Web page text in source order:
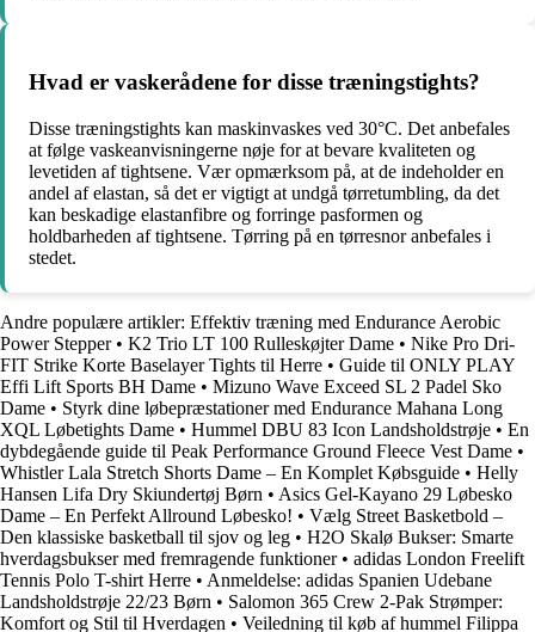
Hvad er vaskerådene for disse træningstights?
Disse træningstights kan maskinvaskes ved 30°C. Det anbefales
at følge vaskeanvisningerne nøje for at bevare kvaliteten og
levetiden af ​​tightsene. Vær opmærksom på, at de indeholder en
andel af elastan, så det er vigtigt at undgå tørretumbling, da det
kan beskadige elastanfibre og forringe pasformen og
holdbarheden af ​​tightsene. Tørring på en tørresnor anbefales i
stedet.
Andre populære artikler: Effektiv træning med Endurance Aerobic
Power Stepper• K2 Trio LT 100 Rulleskøjter Dame • Nike Pro Dri-
FIT Strike Korte Baselayer Tights til Herre • Guide til ONLY PLAY
Effi Lift Sports BH Dame • Mizuno Wave Exceed SL 2 Padel Sko
Dame • Styrk dine løbepræstationer med Endurance Mahana Long
XQL Løbetights Dame • Hummel DBU 83 Icon Landsholdstrøje • En
dybdegående guide til Peak Performance Ground Fleece Vest Dame •
Whistler Lala Stretch Shorts Dame – En Komplet Købsguide • Helly
Hansen Lifa Dry Skiundertøj Børn • Asics Gel-Kayano 29 Løbesko
Dame – En Perfekt Allround Løbesko! • Vælg Street Basketbold –
Den klassiske basketball til sjov og leg • H2O Skalø Bukser: Smarte
hverdagsbukser med fremragende funktioner• adidas London Freelift
Tennis Polo T-shirt Herre • Anmeldelse: adidas Spanien Udebane
Landsholdstrøje 22/23 Børn • Salomon 365 Crew 2-Pak Strømper:
Komfort og Stil til Hverdagen • Veiledning til køb af hummel Filippa